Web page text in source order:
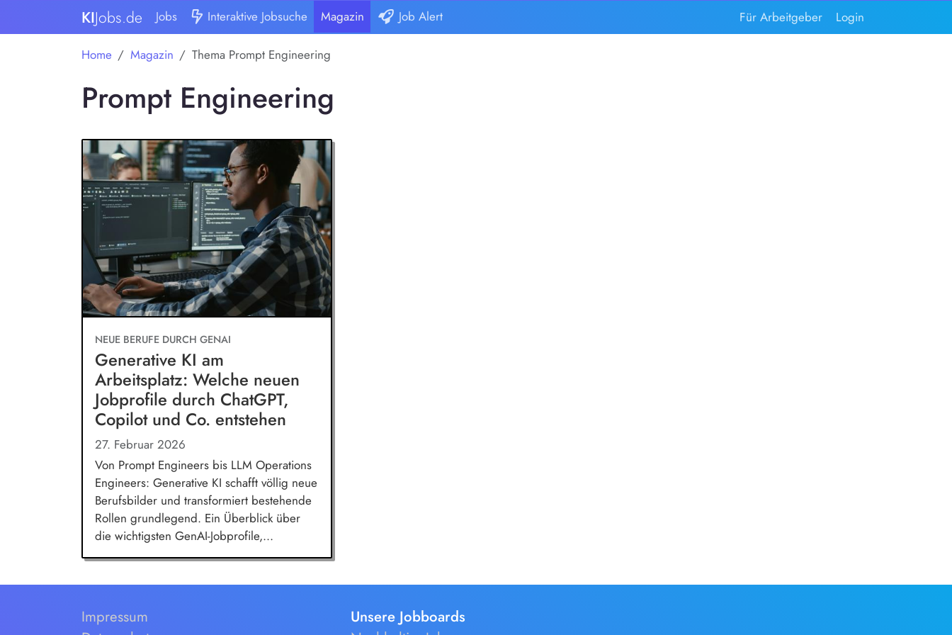
KIJobs.de Jobs Interaktive Jobsuche Magazin Job Alert Für Arbeitgeber Login
Home Magazin Thema Prompt Engineering
Prompt Engineering
NEUE BERUFE DURCH GENAI
Generative KI am
Arbeitsplatz: Welche neuen
Jobprofile durch ChatGPT,
Copilot und Co. entstehen
27. Februar 2026
Von Prompt Engineers bis LLM Operations
Engineers: Generative KI schafft völlig neue
Berufsbilder und transformiert bestehende
Rollen grundlegend. Ein Überblick über
die wichtigsten GenAI-Jobprofile,...
Impressum
Unsere Jobboards